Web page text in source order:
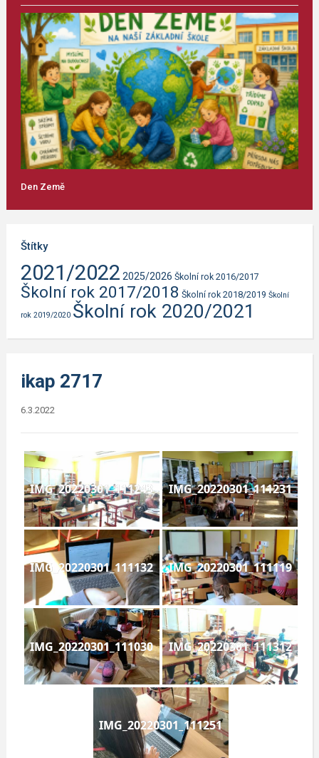
Den Země
Štítky
2021/2022 2025/2026 Školní rok 2016/2017
Školní rok 2017/2018 Školní rok 2018/2019 Školní
rok 2019/2020 Školní rok 2020/2021
ikap 2717
6.3.2022
IMG_20220301_111243 IMG_20220301_111231
IMG_20220301_111132 IMG_20220301_111119
IMG_20220301_111030 IMG_20220301_111312
IMG_20220301_111251